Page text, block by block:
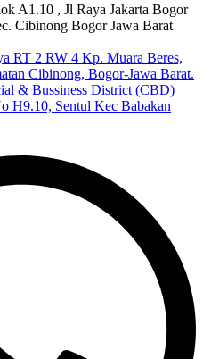
A1.10 , Jl Raya Jakarta Bogor
Cibinong Bogor Jawa Barat
RT 2 RW 4 Kp. Muara Beres,
Cibinong, Bogor-Jawa Barat.
& Bussiness District (CBD)
H9.10, Sentul Kec Babakan